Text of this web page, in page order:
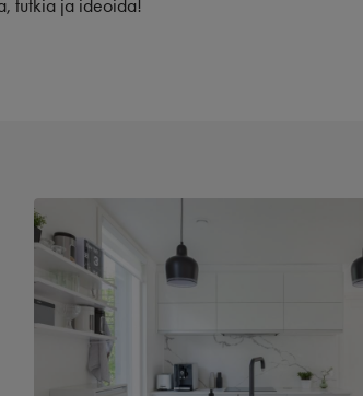
tutkia ja ideoida!